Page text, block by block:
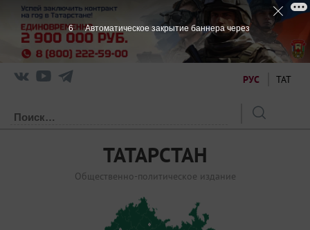
РУС ТАТ
ТАТАРСТАН
Общественно-политическое издание
6 Автоматическое закрытие баннера через